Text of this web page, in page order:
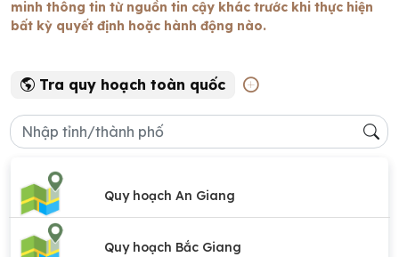
minh thông tin từ nguồn tin cậy khác trước khi thực hiện
bất kỳ quyết định hoặc hành động nào.
Tra quy hoạch toàn quốc
Quy hoạch An Giang
Quy hoạch Bắc Giang